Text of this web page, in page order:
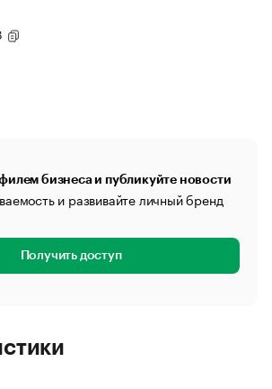
бизнеса и публикуйте новости
и развивайте личный бренд
Получить доступ